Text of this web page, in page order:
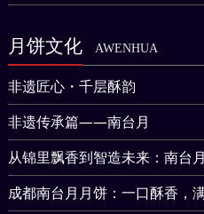
月饼文化 AWENHUA
非遗匠心・千层酥韵
非遗传承篇——南台月